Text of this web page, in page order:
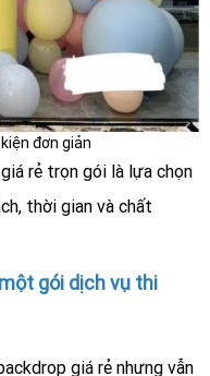
đơn giản
rẻ trọn gói là lựa chọn
thời gian và chất
gói dịch vụ thi
giá rẻ nhưng vẫn